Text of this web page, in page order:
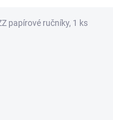
papírové ručníky, 1 ks